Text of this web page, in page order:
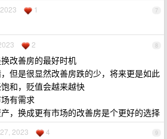
7
1
8
2
改善房的最好时机
但是很显然改善房跌的少，将来更是如此
和，贬值会越来越快
有需求
，换成更有市场的改善房是个更好的选择
9
2023 4